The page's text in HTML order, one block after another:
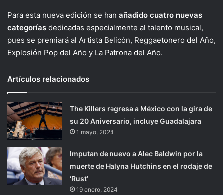
Para esta nueva edición se han añadido cuatro nuevas
categorías dedicadas especialmente al talento musical,
pues se premiará al Artista Belicón, Reggaetonero del Año,
Explosión Pop del Año y La Patrona del Año.
Artículos relacionados
The Killers regresa a México con la gira de
su 20 Aniversario, incluye Guadalajara
1 mayo, 2024
Imputan de nuevo a Alec Baldwin por la
muerte de Halyna Hutchins en el rodaje de
‘Rust’
19 enero, 2024